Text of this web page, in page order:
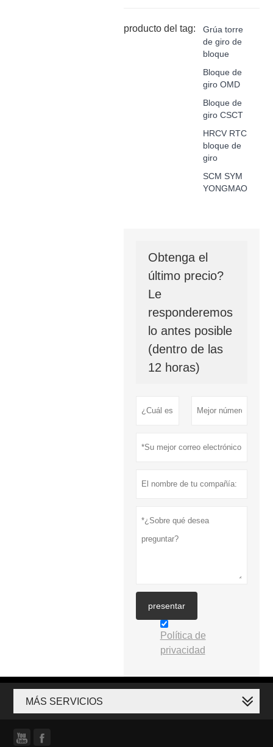
producto del tag:
Grúa torre
de giro de
bloque
Bloque de
giro OMD
Bloque de
giro CSCT
HRCV RTC
bloque de
giro
SCM SYM
YONGMAO
Obtenga el
último precio?
Le
responderemos
lo antes posible
(dentro de las
12 horas)
presentar
Política de
privacidad
MÁS SERVICIOS
 